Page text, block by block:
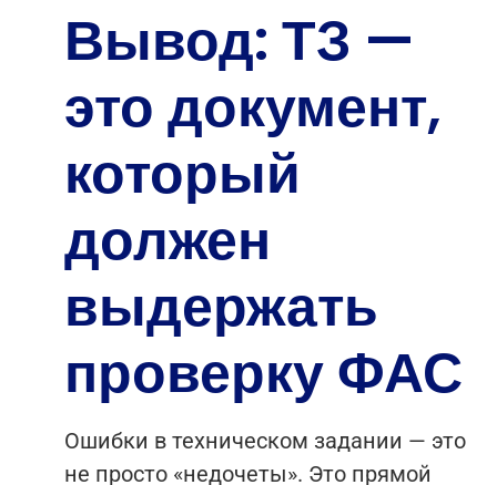
Вывод: ТЗ —
это документ,
который
должен
выдержать
проверку ФАС
Ошибки в техническом задании — это
не просто «недочеты». Это прямой